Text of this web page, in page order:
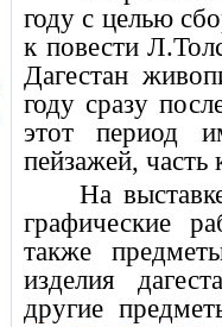
году с целью
к повести
Дагестан
году сразу
этот период
пейзажей, часть
На
графические
также
изделия
другие